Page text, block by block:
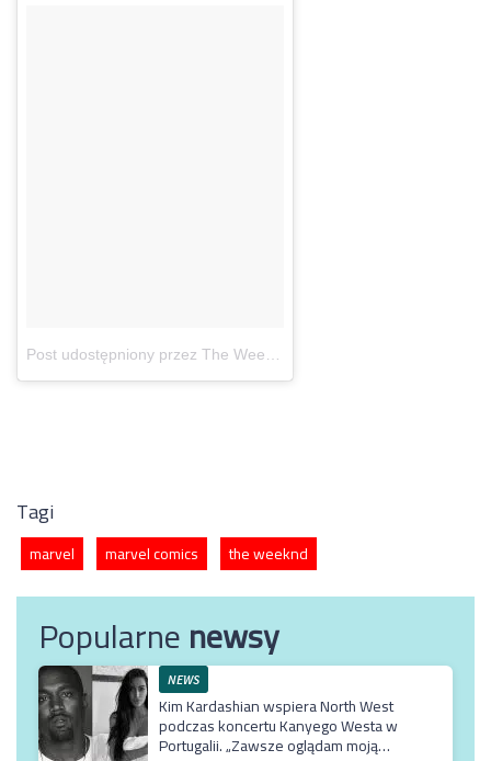
Tagi
marvel marvel comics the weeknd
Popularnenewsy
NEWS
Kim Kardashian wspiera North West
podczas koncertu Kanyego Westa w
Portugalii. „Zawsze oglądam moją